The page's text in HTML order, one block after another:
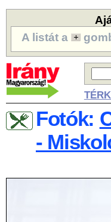
A listát a
Fotók:
-